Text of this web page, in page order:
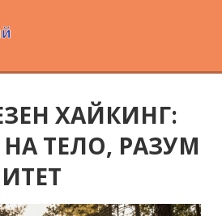
ХАЙКИНГ:
ТЕЛО, РАЗУМ